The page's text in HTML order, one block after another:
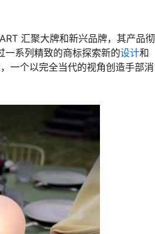
汇聚大牌和新兴品牌，其产品彻
一系列精致的商标探索新的设计和
一个以完全当代的视角创造手部消